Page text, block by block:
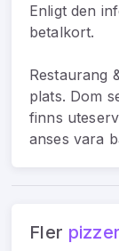
Enligt den
betalkort.
Restaurang
plats. Dom
finns
anses vara
Fler